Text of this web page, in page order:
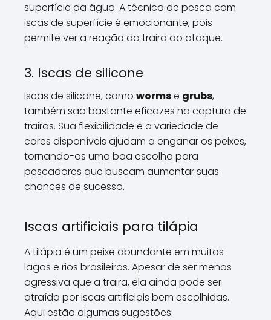
superfície da água. A técnica de pesca com
iscas de superfície é emocionante, pois
permite ver a reação da traira ao ataque.
3. Iscas de silicone
Iscas de silicone, como wormse grubs,
também são bastante eficazes na captura de
trairas. Sua flexibilidade e a variedade de
cores disponíveis ajudam a enganar os peixes,
tornando-os uma boa escolha para
pescadores que buscam aumentar suas
chances de sucesso.
Iscas artificiais para tilápia
A tilápia é um peixe abundante em muitos
lagos e rios brasileiros. Apesar de ser menos
agressiva que a traira, ela ainda pode ser
atraída por iscas artificiais bem escolhidas.
Aqui estão algumas sugestões: